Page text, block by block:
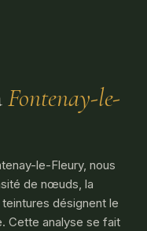
Fontenay-le-
le-Fleury, nous
de nœuds, la
désignent le
Cette analyse se fait